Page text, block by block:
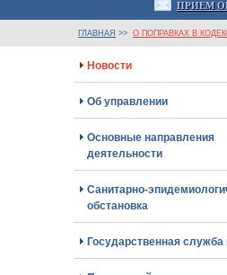
ПРИЕМ
ГЛАВНАЯ >> О ПОПРАВКАХ В
Новости
Об управлении
Основные направления
деятельности
Санитарно-
обстановка
Государственная